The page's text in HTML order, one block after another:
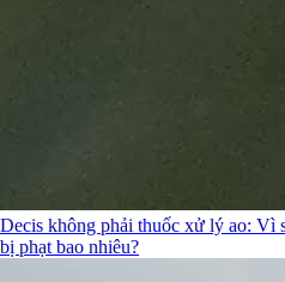
Decis không phải thuốc xử lý ao: Vì
bị phạt bao nhiêu?